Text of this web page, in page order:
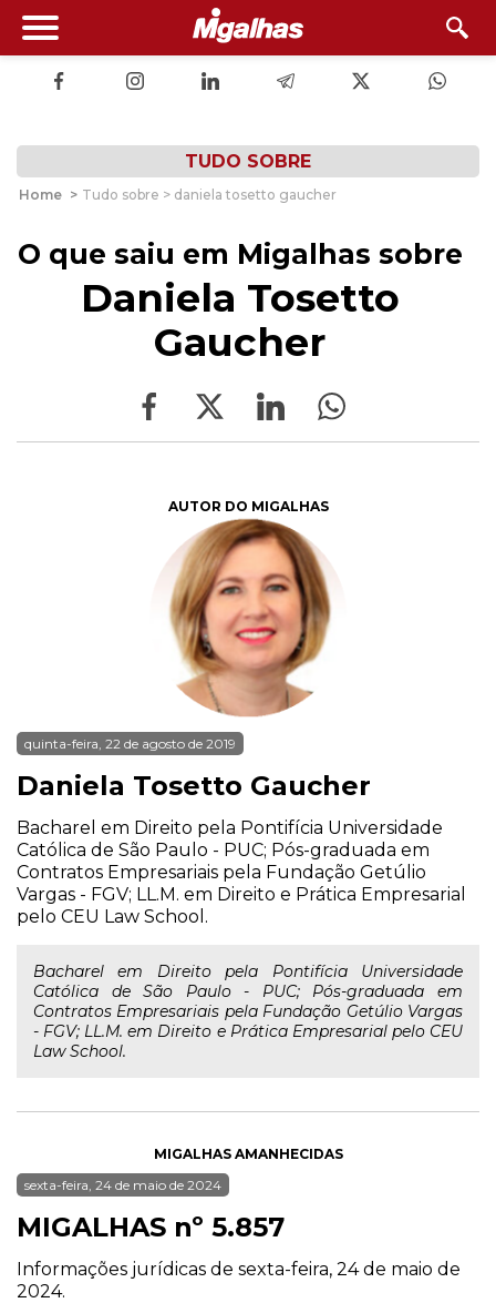
TUDO SOBRE
Home > Tudo sobre > daniela tosetto gaucher
O que saiu em Migalhas sobre
Daniela Tosetto
Gaucher
AUTOR DO MIGALHAS
quinta-feira, 22 de agosto de 2019
Daniela Tosetto Gaucher
Bacharel em Direito pela Pontifícia Universidade
Católica de São Paulo - PUC; Pós-graduada em
Contratos Empresariais pela Fundação Getúlio
Vargas - FGV; LL.M. em Direito e Prática Empresarial
pelo CEU Law School.
Bacharel em Direito pela Pontifícia Universidade
Católica de São Paulo - PUC; Pós-graduada em
Contratos Empresariais pela Fundação Getúlio Vargas
- FGV; LL.M. em Direito e Prática Empresarial pelo CEU
Law School.
MIGALHAS AMANHECIDAS
sexta-feira, 24 de maio de 2024
MIGALHAS nº 5.857
Informações jurídicas de sexta-feira, 24 de maio de
2024.